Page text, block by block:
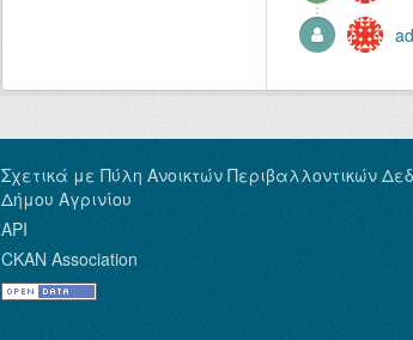
Σχετικά με Πύλη Ανοικτών Περιβαλλοντικών
Δήμου Αγρινίου
API
CKAN Association